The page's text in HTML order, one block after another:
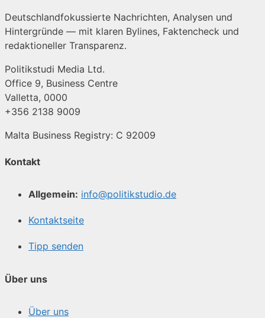
Deutschlandfokussierte Nachrichten, Analysen und
Hintergründe — mit klaren Bylines, Faktencheck und
redaktioneller Transparenz.
Politikstudi Media Ltd.
Office 9, Business Centre
Valletta, 0000
+356 2138 9009
Malta Business Registry: C 92009
Kontakt
Allgemein: info@politikstudio.de
Kontaktseite
Tipp senden
Über uns
Über uns